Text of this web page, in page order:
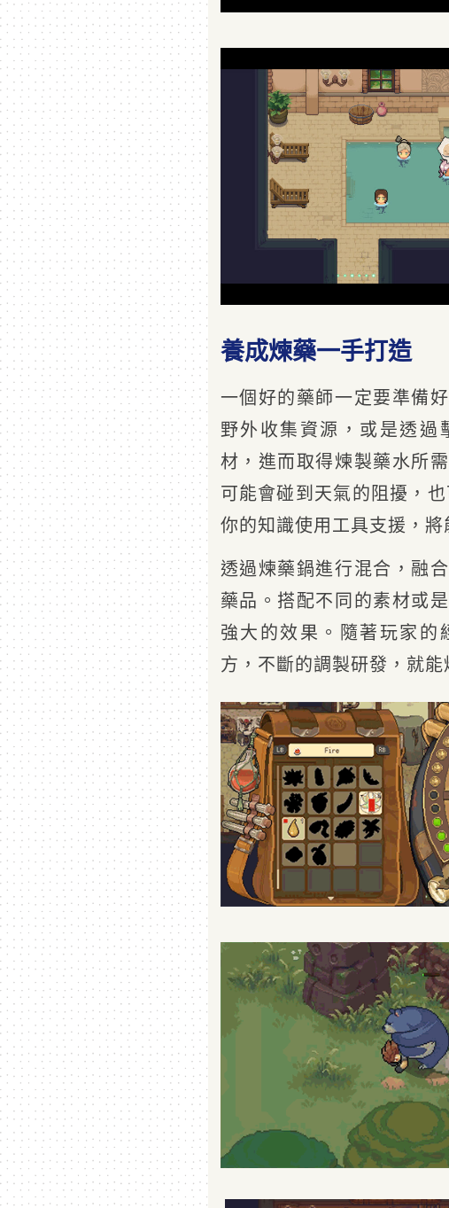
養成煉藥一手打造
一個好的藥師一定要準備
野外收集資源，或是透過
材，進而取得煉製藥水所
可能會碰到天氣的阻擾，
你的知識使用工具支援，將
透過煉藥鍋進行混合，融
藥品。搭配不同的素材或
強大的效果。隨著玩家的
方，不斷的調製研發，就能